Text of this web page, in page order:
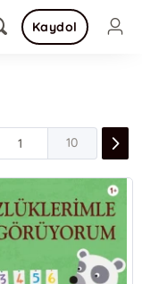
Kaydol
10